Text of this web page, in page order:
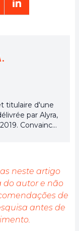
titulaire d'une
par Alyra,
Convaincu
le grand
évolution.
de mieux
les
chaque jour
de
relayer les
et de mettre
neste artigo
do autor e não
de
antes de